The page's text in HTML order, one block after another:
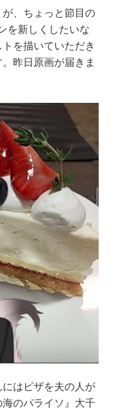
、ちょっと節目の
を新しくしたいな
を描いていただき
昨日原画が届きま
はピザを夫の人が
のパライソ』大千